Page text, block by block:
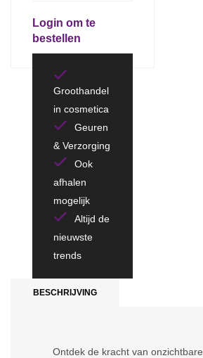
Login om te
bestellen
Groothandel
in cosmetica
Geuren
& Verzorging
Ook
afhalen
mogelijk
Altijd de
nieuwste
trends
BESCHRIJVING
Ontdek de kracht van onzichtbare